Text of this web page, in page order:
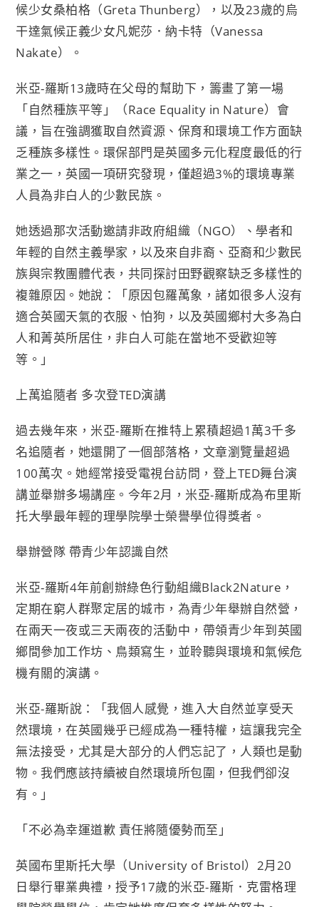
候少女桑柏格（Greta Thunberg），以及23歲的烏
干達氣候正義少女凡妮莎．納卡特（Vanessa
Nakate）。
米亞-羅斯13歲時在父母的幫助下，籌畫了第一場
「自然種族平等」（Race Equality in Nature）會
議，旨在強調獲取自然資源、保育和環境工作方面缺
乏種族多樣性。環保部門是英國多元化程度最低的行
業之一，英國一項研究發現，僅超過3%的環境專業
人員為非白人的少數民族。
她透過那次活動邀請非政府組織（NGO）、學者和
年輕的自然主義學家，以及來自非裔、亞裔和少數民
族與宗教團體代表，共同探討田野觀察缺乏多樣性的
複雜原因。她說：「原因包羅萬象，諸如很多人沒有
適合英國天氣的衣服、怕狗，以及英國鄉村大多為白
人和菁英所居住，非白人可能在當地不受歡迎等
等。」
上萬追隨者 多次登TED演講
過去幾年來，米亞-羅斯在推特上累積超過1萬3千多
名追隨者，她還開了一個部落格，文章瀏覽量超過
100萬次。她經常接受電視台訪問，登上TED舞台演
講並舉辦多場講座。今年2月，米亞-羅斯成為布里斯
托大學最年輕的理學院學士榮譽學位得獎者。
舉辦營隊 帶青少年認識自然
米亞-羅斯4年前創辦綠色行動組織Black2Nature，
定期在窮人群聚定居的城市，為青少年舉辦自然營，
在兩天一夜或三天兩夜的活動中，帶領青少年到英國
鄉間參加工作坊、鳥類寫生，並聆聽與環境和氣候危
機有關的演講。
米亞-羅斯說：「我個人感覺，進入大自然並享受天
然環境，在英國幾乎已經成為一種特權，這讓我完全
無法接受，尤其是大部分的人們忘記了，人類也是動
物。我們應該持續被自然環境所包圍，但我們卻沒
有。」
「不必為幸運道歉 責任將隨優勢而至」
英國布里斯托大學（University of Bristol）2月20
日舉行畢業典禮，授予17歲的米亞-羅斯．克雷格理